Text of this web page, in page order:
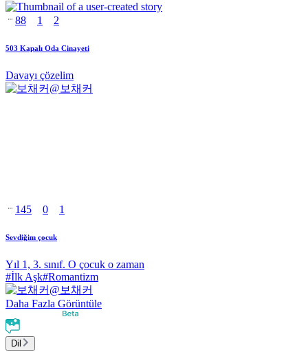
88 1 2
503 Kapalı Oda Cinayeti
Davayı çözelim
@ 보채커
145 0 1
Sevdiğim çocuk
Yıl 1, 3. sınıf. O çocuk o zaman
#İlk Aşk#Romantizm
@ 보채커
Daha Fazla Görüntüle
Dil